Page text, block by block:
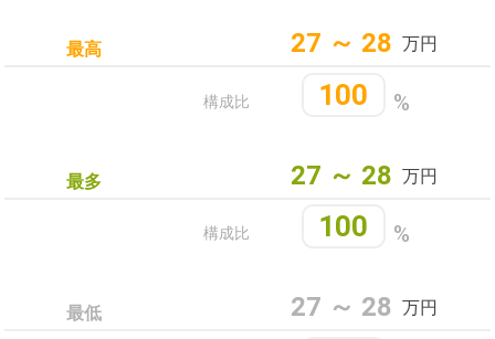
最高 27 ～ 28 万円
%
100
構成比
最多 27 ～ 28 万円
%
100
構成比
最低 27 ～ 28 万円